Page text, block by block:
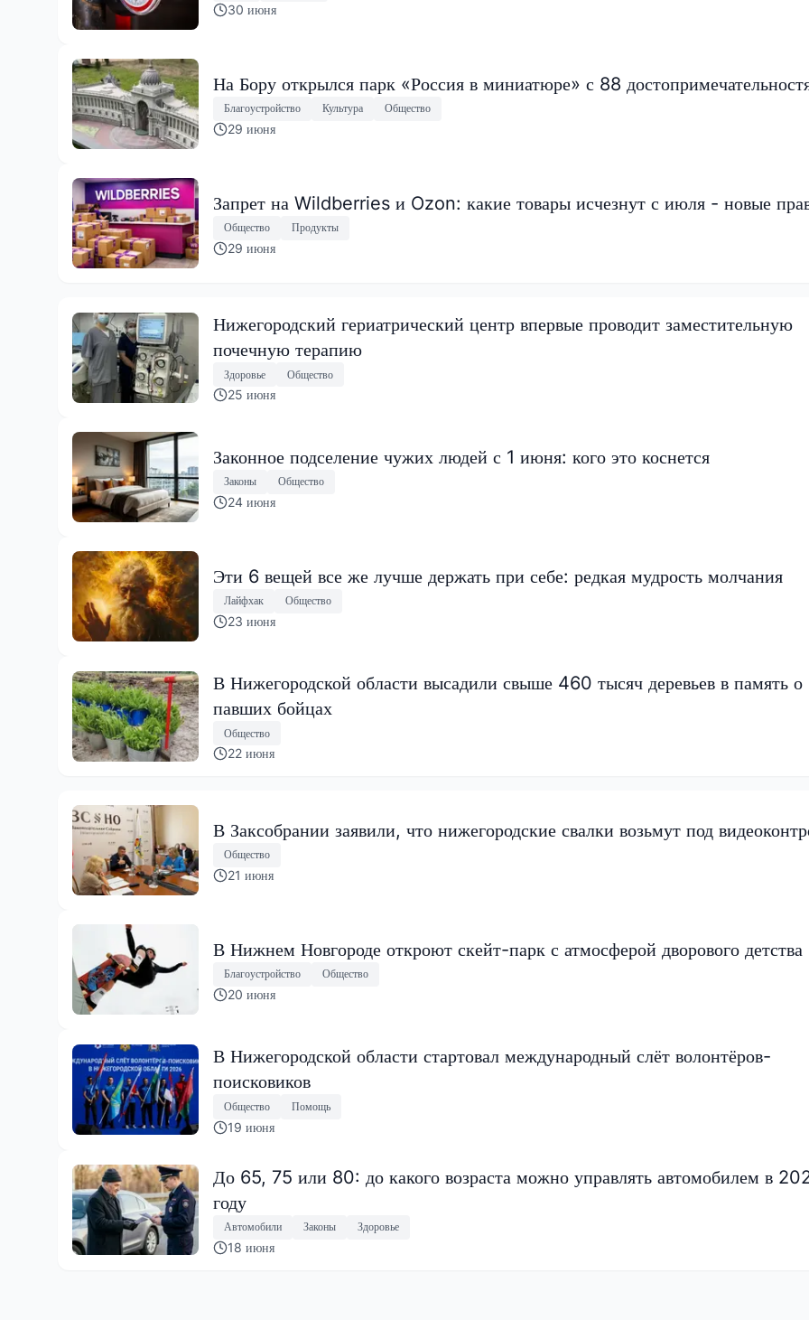
30 июня
На Бору открылся парк «Россия в миниатюре» с 88
Благоустройство Культура Общество
29 июня
Запрет на Wildberries и Ozon: какие товары исчезнут с июля - новые
Общество Продукты
29 июня
Нижегородский гериатрический центр впервые проводит заместительную
почечную терапию
Здоровье Общество
25 июня
Законное подселение чужих людей с 1 июня: кого это коснется
Законы Общество
24 июня
Эти 6 вещей все же лучше держать при себе: редкая мудрость молчания
Лайфхак Общество
23 июня
В Нижегородской области высадили свыше 460 тысяч деревьев в память о
павших бойцах
Общество
22 июня
В Заксобрании заявили, что нижегородские свалки возьмут под
Общество
21 июня
В Нижнем Новгороде откроют скейт-парк с атмосферой дворового детства
Благоустройство Общество
20 июня
В Нижегородской области стартовал международный слёт волонтёров-
поисковиков
Общество Помощь
19 июня
До 65, 75 или 80: до какого возраста можно управлять автомобилем в
году
Автомобили Законы Здоровье
18 июня